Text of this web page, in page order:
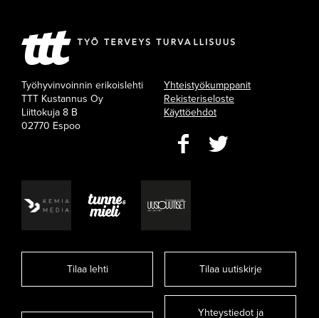
Työhyvinvoinnin erikoislehti
TTT Kustannus Oy
Liittokuja 8 B
02770 Espoo
Yhteistyökumppanit
Rekisteriseloste
Käyttöehdot
Tilaa lehti Tilaa uutiskirje
Yhteystiedot ja